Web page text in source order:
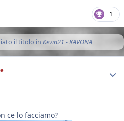
1
il titolo in Kevin21 - KAVONA
ce lo facciamo?